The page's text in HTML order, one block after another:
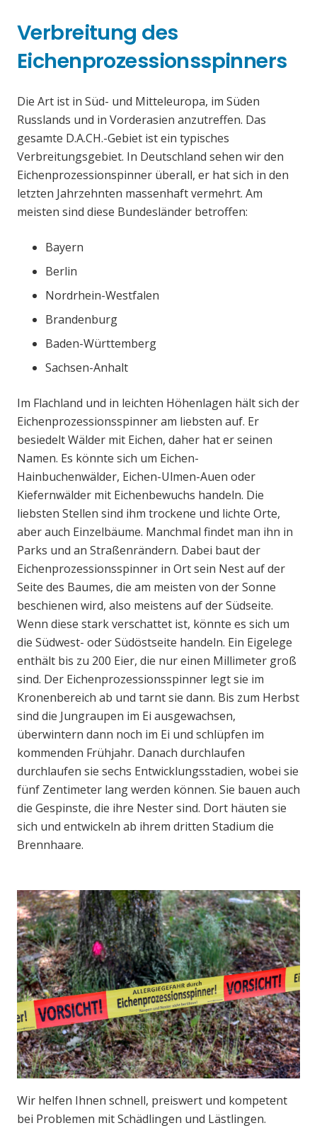
Verbreitung des
Eichenprozessionsspinners
Die Art ist in Süd- und Mitteleuropa, im Süden
Russlands und in Vorderasien anzutreffen. Das
gesamte D.A.CH.-Gebiet ist ein typisches
Verbreitungsgebiet. In Deutschland sehen wir den
Eichenprozessionspinner überall, er hat sich in den
letzten Jahrzehnten massenhaft vermehrt. Am
meisten sind diese Bundesländer betroffen:
Bayern
Berlin
Nordrhein-Westfalen
Brandenburg
Baden-Württemberg
Sachsen-Anhalt
Im Flachland und in leichten Höhenlagen hält sich der
Eichenprozessionsspinner am liebsten auf. Er
besiedelt Wälder mit Eichen, daher hat er seinen
Namen. Es könnte sich um Eichen-
Hainbuchenwälder, Eichen-Ulmen-Auen oder
Kiefernwälder mit Eichenbewuchs handeln. Die
liebsten Stellen sind ihm trockene und lichte Orte,
aber auch Einzelbäume. Manchmal findet man ihn in
Parks und an Straßenrändern. Dabei baut der
Eichenprozessionsspinner in Ort sein Nest auf der
Seite des Baumes, die am meisten von der Sonne
beschienen wird, also meistens auf der Südseite.
Wenn diese stark verschattet ist, könnte es sich um
die Südwest- oder Südöstseite handeln. Ein Eigelege
enthält bis zu 200 Eier, die nur einen Millimeter groß
sind. Der Eichenprozessionsspinner legt sie im
Kronenbereich ab und tarnt sie dann. Bis zum Herbst
sind die Jungraupen im Ei ausgewachsen,
überwintern dann noch im Ei und schlüpfen im
kommenden Frühjahr. Danach durchlaufen
durchlaufen sie sechs Entwicklungsstadien, wobei sie
fünf Zentimeter lang werden können. Sie bauen auch
die Gespinste, die ihre Nester sind. Dort häuten sie
sich und entwickeln ab ihrem dritten Stadium die
Brennhaare.
Wir helfen Ihnen schnell, preiswert und kompetent
bei Problemen mit Schädlingen und Lästlingen.